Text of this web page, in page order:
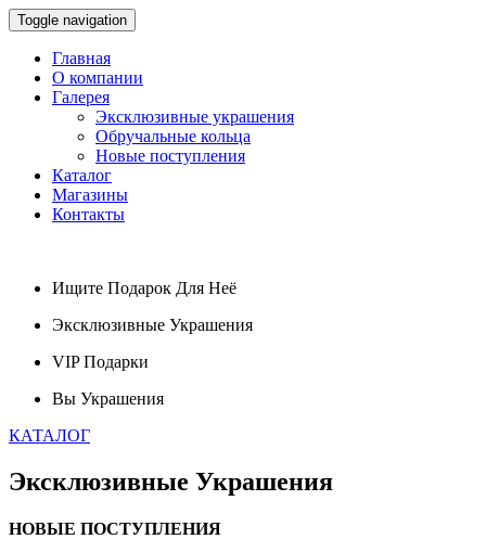
Toggle navigation
Главная
О компании
Галерея
Эксклюзивные украшения
Обручальные кольца
Новые поступления
Каталог
Магазины
Контакты
Ищите Подарок Для Неё
Эксклюзивные Украшения
VIPПодарки
Вы Украшения
КАТАЛОГ
Эксклюзивные Украшения
НОВЫЕ ПОСТУПЛЕНИЯ